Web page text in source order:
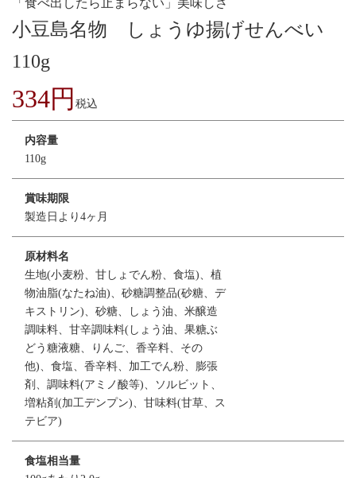
小豆島名物 しょうゆ揚げせんべい
110g
334円 税込
内容量
110g
賞味期限
製造日より4ヶ月
原材料名
生地(小麦粉、甘しょでん粉、食塩)、植
物油脂(なたね油)、砂糖調整品(砂糖、デ
キストリン)、砂糖、しょう油、米醸造
調味料、甘辛調味料(しょう油、果糖ぶ
どう糖液糖、りんご、香辛料、その
他)、食塩、香辛料、加工でん粉、膨張
剤、調味料(アミノ酸等)、ソルビット、
増粘剤(加工デンプン)、甘味料(甘草、ス
テビア)
食塩相当量